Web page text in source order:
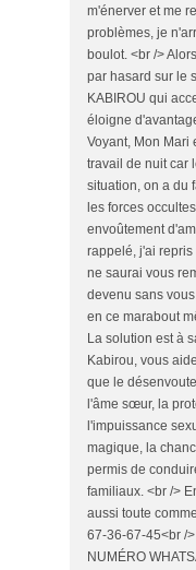
m'énerver et me
problèmes, je
boulot. <br />
par hasard sur le
KABIROU qui
éloigne
Voyant, Mon Mari
travail de nuit car
situation, on a du
les forces
envoûtement
rappelé, j'ai repris
ne saurai vous
devenu sans
en ce marabout
La solution est à
Kabirou, vous
que le
l'âme sœur, la
l'impuissance
magique, la
permis de
familiaux. <br />
aussi toute
67-36-67-45<br /
NUMÉRO